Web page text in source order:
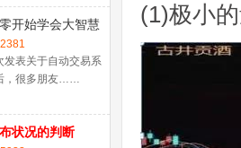
开始学会大智慧
动交易
发表关于自动交易系
，很多朋友……
状况的判断
(1)极小